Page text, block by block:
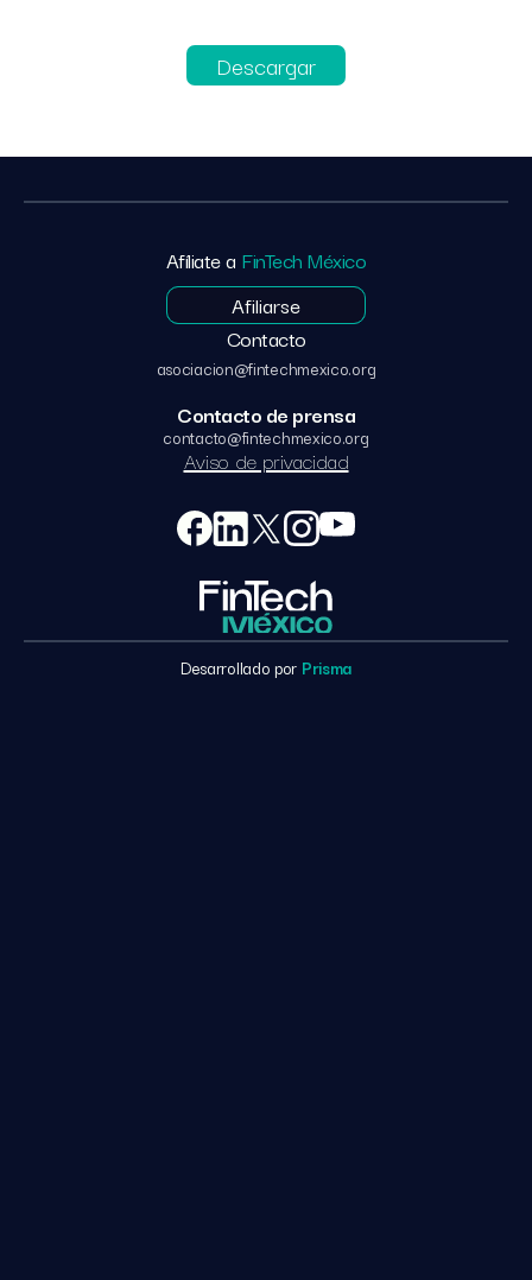
Descargar
Afíliate a FinTech México
Afiliarse
Contacto
asociacion@fintechmexico.org
Contacto de prensa
contacto@fintechmexico.org
Aviso de privacidad
Desarrollado por Prisma